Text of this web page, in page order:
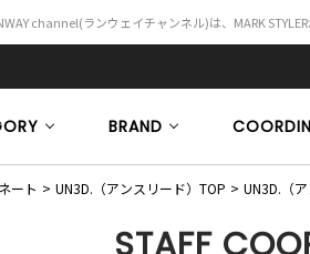
channel(ランウェイチャンネル)は、MARK
BRAND
ート UN3D.（アンスリード）TOP UN3D.（